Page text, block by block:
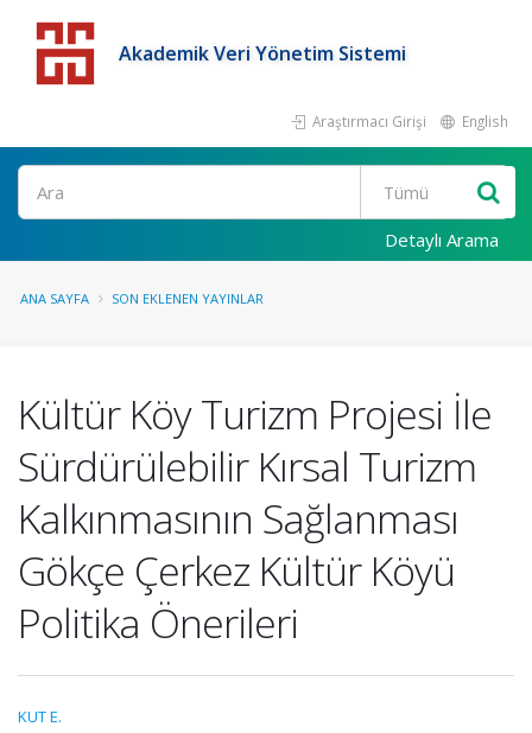
Akademik Veri Yönetim Sistemi
Araştırmacı Girişi English
Detaylı Arama
ANA SAYFA SON EKLENEN YAYINLAR
Kültür Köy Turizm Projesi İle
Sürdürülebilir Kırsal Turizm
Kalkınmasının Sağlanması
Gökçe Çerkez Kültür Köyü
Politika Önerileri
KUT E.